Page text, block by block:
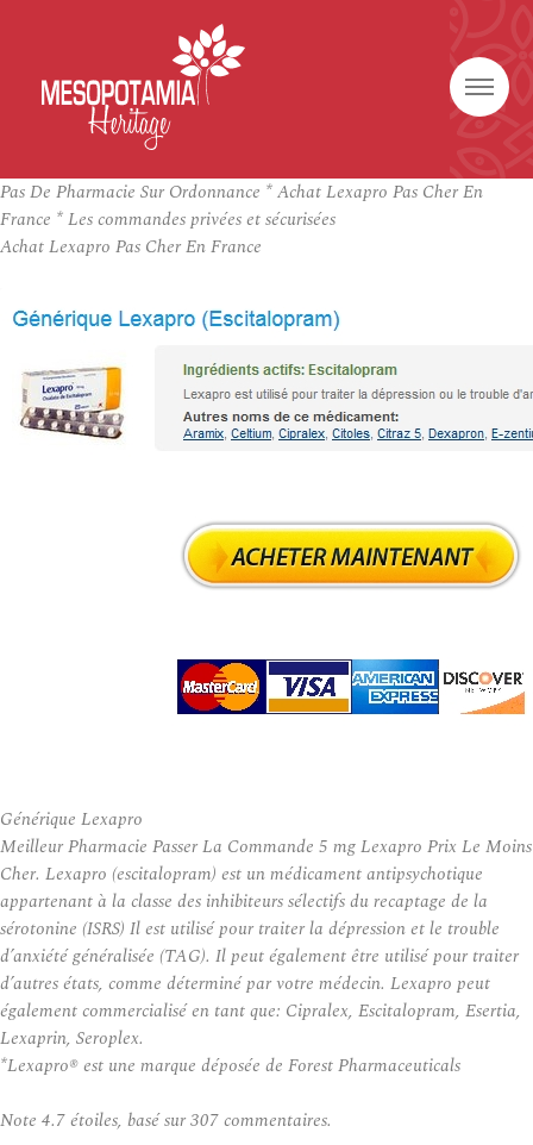
Pas De Pharmacie Sur Ordonnance * Achat Lexapro Pas Cher En
France * Les commandes privées et sécurisées
Achat Lexapro Pas Cher En France
Générique Lexapro
Meilleur Pharmacie Passer La Commande 5 mg Lexapro Prix Le Moins
Cher. Lexapro (escitalopram) est un médicament antipsychotique
appartenant à la classe des inhibiteurs sélectifs du recaptage de la
sérotonine (ISRS) Il est utilisé pour traiter la dépression et le trouble
d’anxiété généralisée (TAG). Il peut également être utilisé pour traiter
d’autres états, comme déterminé par votre médecin. Lexapro peut
également commercialisé en tant que: Cipralex, Escitalopram, Esertia,
Lexaprin, Seroplex.
*Lexapro® est une marque déposée de Forest Pharmaceuticals
Note 4.7étoiles, basé sur307commentaires.